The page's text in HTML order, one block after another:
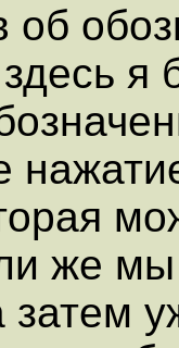
об
я
же
затем